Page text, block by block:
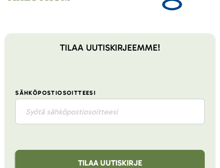
TILAA UUTISKIRJEEMME!
SÄHKÖPOSTIOSOITTEESI
TILAA UUTISKIRJE